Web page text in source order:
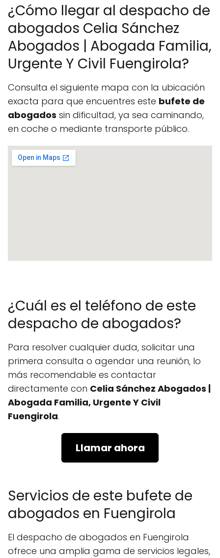
¿Cómo llegar al despacho de
abogados Celia Sánchez
Abogados | Abogada Familia,
Urgente Y Civil Fuengirola?
Consulta el siguiente mapa con la ubicación
exacta para que encuentres este bufete de
abogados sin dificultad, ya sea caminando,
en coche o mediante transporte público.
¿Cuál es el teléfono de este
despacho de abogados?
Para resolver cualquier duda, solicitar una
primera consulta o agendar una reunión, lo
más recomendable es contactar
directamente con Celia Sánchez Abogados |
Abogada Familia, Urgente Y Civil
Fuengirola.
Llamar ahora
Servicios de este bufete de
abogados en Fuengirola
El despacho de abogados en Fuengirola
ofrece una amplia gama de servicios legales,